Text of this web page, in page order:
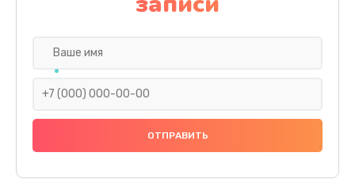
Замена праймера
1000 руб.